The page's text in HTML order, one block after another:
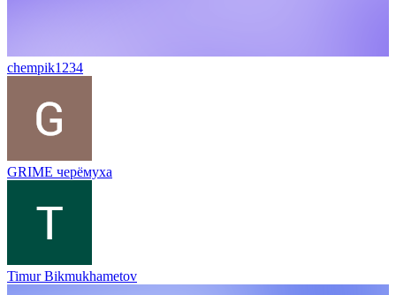
chempik1234
GRIME черёмуха
Timur Bikmukhametov